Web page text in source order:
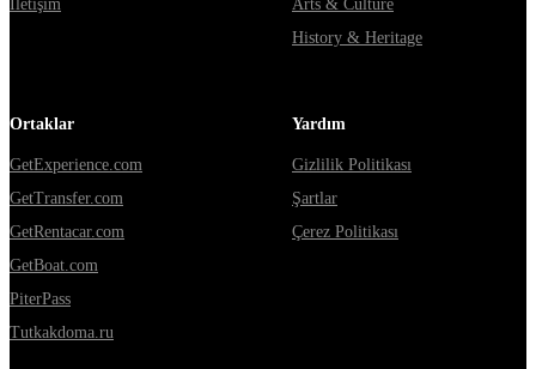
İletişim
Arts & Culture
History & Heritage
Ortaklar
GetExperience.com
GetTransfer.com
GetRentacar.com
GetBoat.com
PiterPass
Tutkakdoma.ru
Yardım
Gizlilik Politikası
Şartlar
Çerez Politikası